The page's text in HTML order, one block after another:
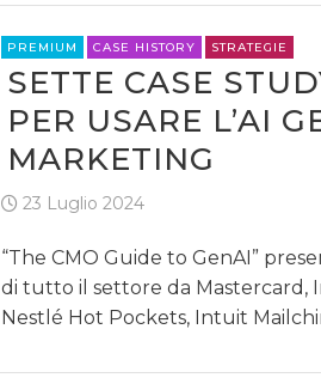
PREMIUM CASE HISTORY STRATEGIE
SETTE CASE
PER USARE L’AI
MARKETING
23 Luglio 2024
“The CMO Guide to GenAI”
di tutto il settore da Mastercard,
Nestlé Hot Pockets, Intuit